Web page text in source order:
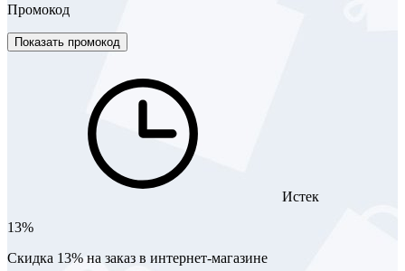
Промокод
Показать промокод
Истек
13%
Скидка 13% на заказ в интернет-магазине